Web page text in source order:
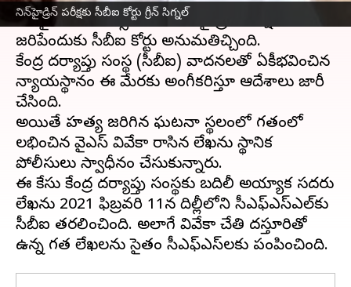
నిన్‌హైడ్రిన్‌ పరీక్షకు సీబీఐ కోర్టు గ్రీన్ సిగ్నల్
లేఖపై కలర్ జిరాక్స్ కాపితో నిన్‌హైడ్రిన్‌ పరీక్ష
జరిపేందుకు సీబీఐ కోర్టు అనుమతిచ్చింది.
కేంద్ర దర్యాప్తు సంస్థ (సీబీఐ) వాదనలతో ఏకీభవించిన
న్యాయస్థానం ఈ మేరకు అంగీకరిస్తూ ఆదేశాలు జారీ
చేసింది.
అయితే హత్య జరిగిన ఘటనా స్థలంలో గతంలో
లభించిన వైఎస్ వివేకా రాసిన లేఖను స్థానిక
పోలీసులు స్వాధీనం చేసుకున్నారు.
ఈ కేసు కేంద్ర దర్యాప్తు సంస్థకు బదిలీ అయ్యాక సదరు
లేఖను 2021 ఫిబ్రవరి 11న దిల్లీలోని సీఎఫ్‌ఎస్‌ఎల్‌కు
సీబీఐ తరలించింది. అలాగే వివేకా చేతి దస్తూరితో